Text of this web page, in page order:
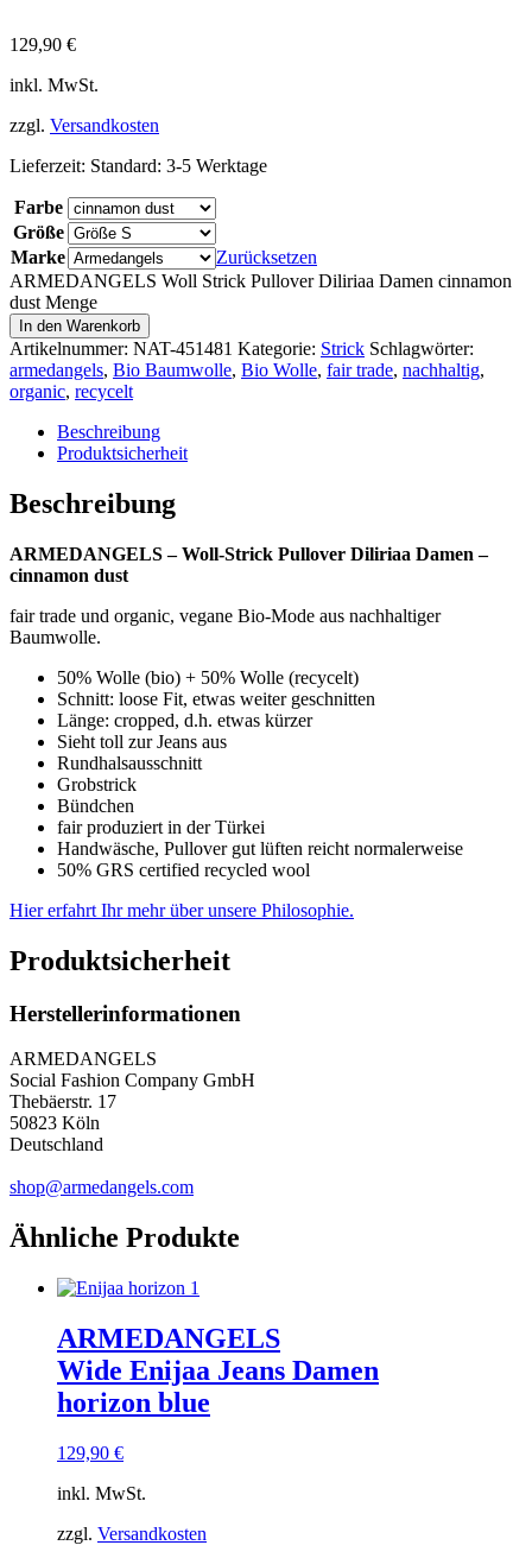
129,90 €
inkl. MwSt.
zzgl. Versandkosten
Lieferzeit: Standard: 3-5 Werktage
Farbe
Größe
Marke
Zurücksetzen
ARMEDANGELS Woll Strick Pullover Diliriaa Damen cinnamon
dust Menge
In den Warenkorb
Artikelnummer: NAT-451481 Kategorie: Strick Schlagwörter:
armedangels, Bio Baumwolle, Bio Wolle, fair trade, nachhaltig,
organic, recycelt
Beschreibung
Produktsicherheit
Beschreibung
ARMEDANGELS – Woll-Strick Pullover Diliriaa Damen –
cinnamon dust
fair trade und organic, vegane Bio-Mode aus nachhaltiger
Baumwolle.
50% Wolle (bio) + 50% Wolle (recycelt)
Schnitt: loose Fit, etwas weiter geschnitten
Länge: cropped, d.h. etwas kürzer
Sieht toll zur Jeans aus
Rundhalsausschnitt
Grobstrick
Bündchen
fair produziert in der Türkei
Handwäsche, Pullover gut lüften reicht normalerweise
50% GRS certified recycled wool
Hier erfahrt Ihr mehr über unsere Philosophie.
Produktsicherheit
Herstellerinformationen
ARMEDANGELS
Social Fashion Company GmbH
Thebäerstr. 17
50823 Köln
Deutschland
shop@armedangels.com
Ähnliche Produkte
ARMEDANGELS
Wide Enijaa Jeans Damen
horizon blue
129,90 €
inkl. MwSt.
zzgl. Versandkosten